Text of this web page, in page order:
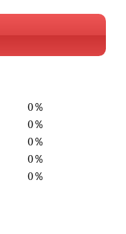
0％
0％
0％
0％
0％